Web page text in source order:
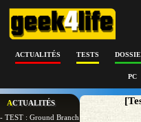
ACTUALITÉS TESTS
PC
ACTUALITÉS
- TEST : Ground Branch